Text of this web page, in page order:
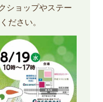
ショップやステー
ださい。